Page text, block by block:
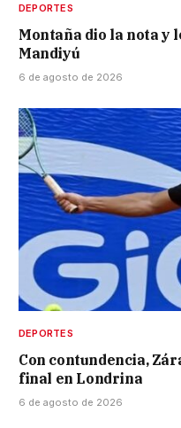
DEPORTES
Montaña dio la nota y
Mandiyú
6 de agosto de 2026
DEPORTES
Con contundencia,
final en Londrina
6 de agosto de 2026